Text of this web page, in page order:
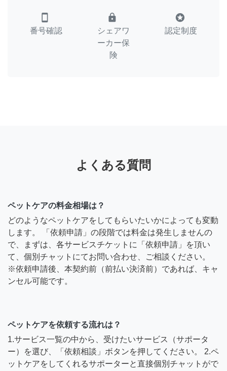
smartphone
番号確認
lock
シェアワ
ーカー保
険
stars
認定制度
よくある質問
ペットケアの料金相場は？
どのようなペットケアをしてもらいたいかによっても変動
します。 「依頼申請」の段階では料金は発生しませんの
で、まずは、各サービスチケットに「依頼申請」を頂い
て、個別チャットにてお問い合わせ、ご相談ください。
※依頼申請後、本契約前（前払い決済前）であれば、キャ
ンセル可能です。
ペットケアを依頼する流れは？
1.サービス一覧の中から、受けたいサービス（サポータ
ー）を選び、「依頼相談」ボタンを押してください。 2.ペ
ットケアをしてくれるサポーターと直接個別チャットがで